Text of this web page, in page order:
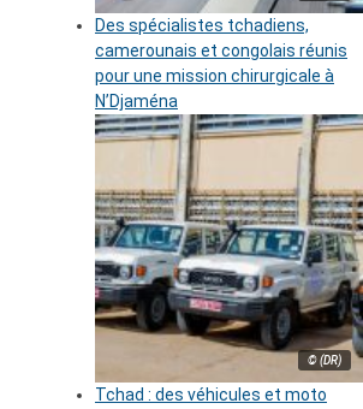
Des spécialistes tchadiens,
camerounais et congolais réunis
pour une mission chirurgicale à
N’Djaména
© (DR)
Tchad : des véhicules et moto